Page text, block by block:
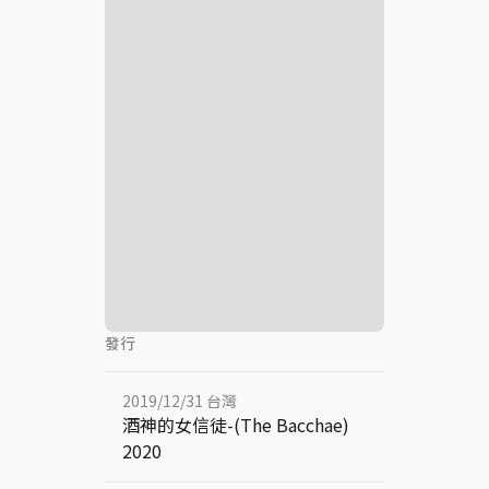
發行
2019/12/31 台灣
酒神的女信徒-(The Bacchae)
2020